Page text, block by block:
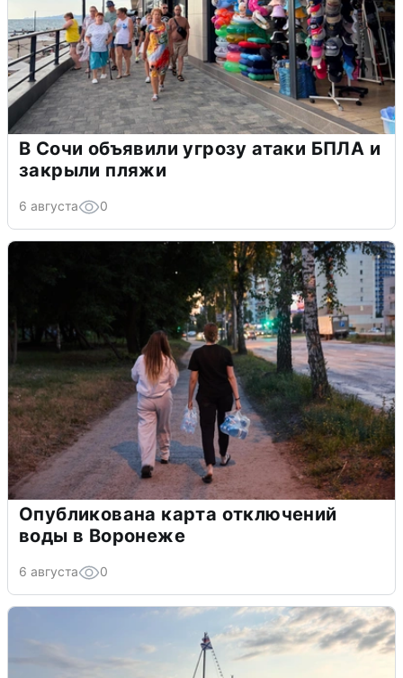
В Сочи объявили угрозу атаки БПЛА и
закрыли пляжи
6 августа 0
Опубликована карта отключений
воды в Воронеже
6 августа 0